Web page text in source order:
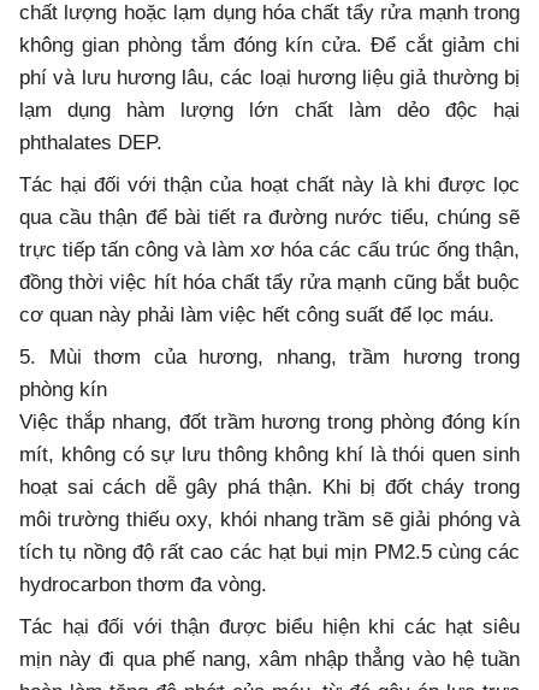
chất lượng hoặc lạm dụng hóa chất tẩy rửa mạnh trong
không gian phòng tắm đóng kín cửa. Để cắt giảm chi
phí và lưu hương lâu, các loại hương liệu giả thường bị
lạm dụng hàm lượng lớn chất làm dẻo độc hại
phthalates DEP.
Tác hại đối với thận của hoạt chất này là khi được lọc
qua cầu thận để bài tiết ra đường nước tiểu, chúng sẽ
trực tiếp tấn công và làm xơ hóa các cấu trúc ống thận,
đồng thời việc hít hóa chất tẩy rửa mạnh cũng bắt buộc
cơ quan này phải làm việc hết công suất để lọc máu.
5. Mùi thơm của hương, nhang, trầm hương trong
phòng kín
Việc thắp nhang, đốt trầm hương trong phòng đóng kín
mít, không có sự lưu thông không khí là thói quen sinh
hoạt sai cách dễ gây phá thận. Khi bị đốt cháy trong
môi trường thiếu oxy, khói nhang trầm sẽ giải phóng và
tích tụ nồng độ rất cao các hạt bụi mịn PM2.5 cùng các
hydrocarbon thơm đa vòng.
Tác hại đối với thận được biểu hiện khi các hạt siêu
mịn này đi qua phế nang, xâm nhập thẳng vào hệ tuần